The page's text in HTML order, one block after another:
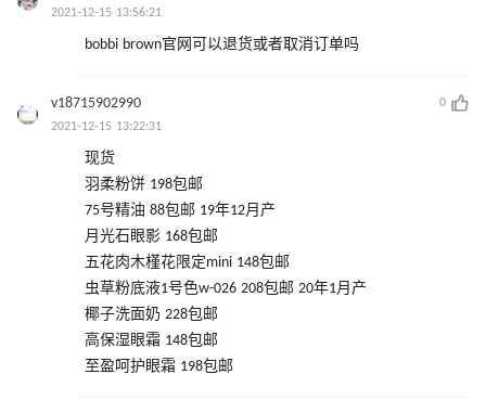
2021-12-15 13:56:21
bobbi brown官网可以退货或者取消订单吗
v18715902990
0
2021-12-15 13:22:31
现货
羽柔粉饼 198包邮
75号精油 88包邮 19年12月产
月光石眼影 168包邮
五花肉木槿花限定mini 148包邮
虫草粉底液1号色w-026 208包邮 20年1月产
椰子洗面奶 228包邮
高保湿眼霜 148包邮
至盈呵护眼霜 198包邮